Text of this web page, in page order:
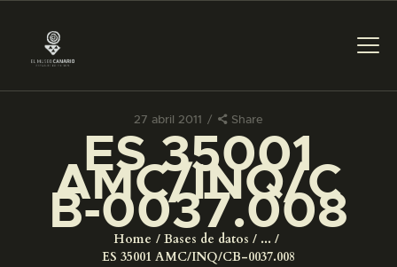
27 abril 2011 Share
ES 35001
AMC/INQ/C
B-0037.008
Home Bases de datos
...
ES 35001 AMC/INQ/CB-0037.008
PREPARAR LA VISITA
ACTIVIDADES